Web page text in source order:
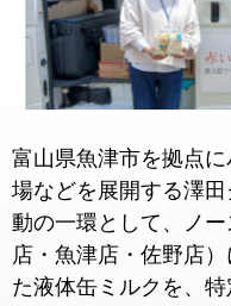
富山県魚津市を拠点
場などを展開する澤
動の一環として、ノ
店・魚津店・佐野店
た液体缶ミルクを、